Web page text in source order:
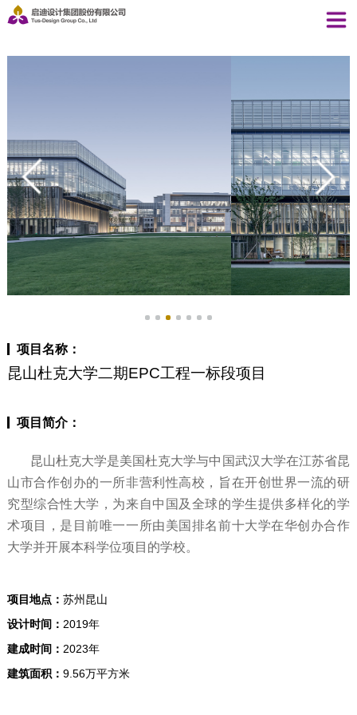
项目名称：
昆山杜克大学二期EPC工程一标段项目
项目简介：
昆山杜克大学是美国杜克大学与中国武汉大学在江苏省昆
山市合作创办的一所非营利性高校，旨在开创世界一流的研
究型综合性大学，为来自中国及全球的学生提供多样化的学
术项目，是目前唯一一所由美国排名前十大学在华创办合作
大学并开展本科学位项目的学校。
项目地点： 苏州昆山
设计时间： 2019年
建成时间： 2023年
建筑面积： 9.56万平方米